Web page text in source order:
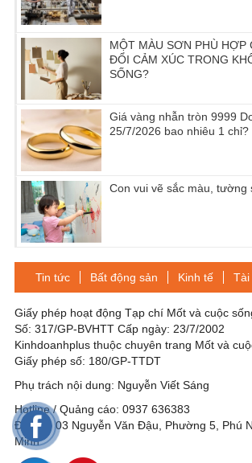
MỘT MÀU SƠN PHÙ HỢP
ĐỔI CẢM XÚC TRONG
SỐNG?
Giá vàng nhẫn tròn 9999
25/7/2026 bao nhiêu 1 chỉ?
Con vui vẽ sắc màu, tường
Tin tức Bất động sản Kinh tế Tài
Giấy phép hoạt động Tạp chí Mốt và cuộc
Số: 317/GP-BVHTT Cấp ngày: 23/7/2002
Kinhdoanhplus thuộc chuyên trang Mốt và
Giấy phép số: 180/GP-TTDT
Phụ trách nội dung: Nguyễn Viết Sáng
Hotline / Quảng cáo: 0937 636383
Địa chỉ: 03 Nguyễn Văn Đậu, Phường 5, Phú
Minh